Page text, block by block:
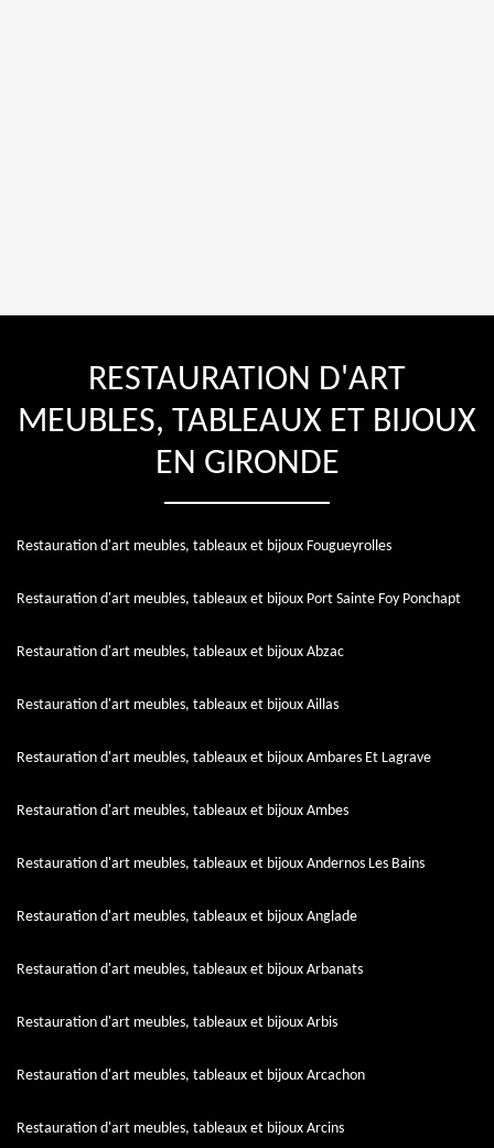
RESTAURATION D'ART
MEUBLES, TABLEAUX ET BIJOUX
EN GIRONDE
Restauration d'art meubles, tableaux et bijoux Fougueyrolles
Restauration d'art meubles, tableaux et bijoux Port Sainte Foy Ponchapt
Restauration d'art meubles, tableaux et bijoux Abzac
Restauration d'art meubles, tableaux et bijoux Aillas
Restauration d'art meubles, tableaux et bijoux Ambares Et Lagrave
Restauration d'art meubles, tableaux et bijoux Ambes
Restauration d'art meubles, tableaux et bijoux Andernos Les Bains
Restauration d'art meubles, tableaux et bijoux Anglade
Restauration d'art meubles, tableaux et bijoux Arbanats
Restauration d'art meubles, tableaux et bijoux Arbis
Restauration d'art meubles, tableaux et bijoux Arcachon
Restauration d'art meubles, tableaux et bijoux Arcins